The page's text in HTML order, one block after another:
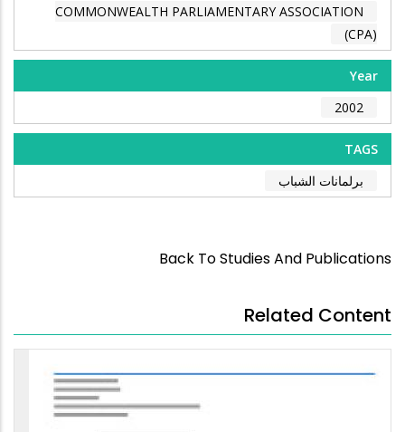
COMMONWEALTH PARLIAMENTARY ASSOCIATION
(CPA)
Year
2002
TAGS
برلمانات الشباب
Back To Studies And Publications
Related Content